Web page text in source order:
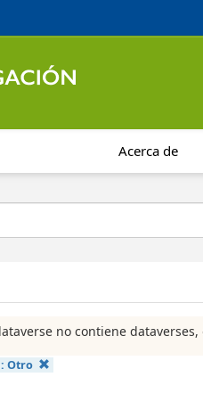
Acerca de
no contiene
Otro